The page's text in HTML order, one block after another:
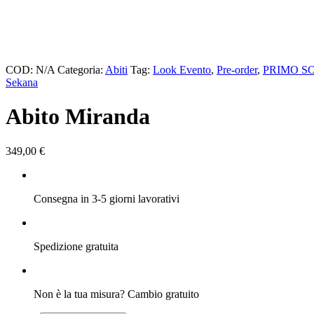
COD: N/A Categoria: Abiti Tag: Look Evento, Pre-order, PRIMO
Sekana
Abito Miranda
349,00 €
Consegna in 3-5 giorni lavorativi
Spedizione gratuita
Non è la tua misura? Cambio gratuito